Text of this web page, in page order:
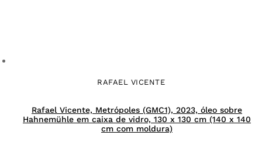
RAFAEL VICENTE
Rafael Vicente, Metrópoles (GMC1), 2023, óleo sobre
Hahnemühle em caixa de vidro, 130 x 130 cm (140 x 140
cm com moldura)